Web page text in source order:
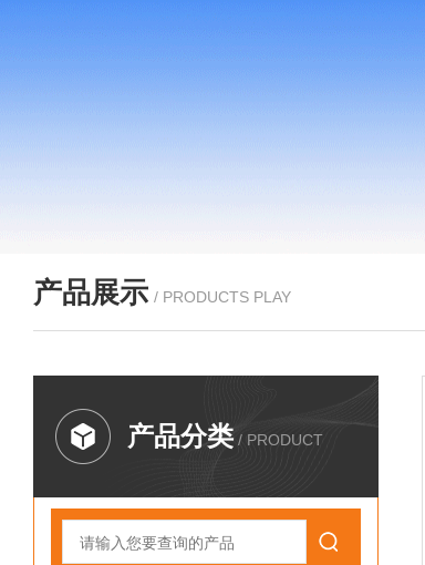
产品展示 / PRODUCTS PLAY
产品分类 / PRODUCT